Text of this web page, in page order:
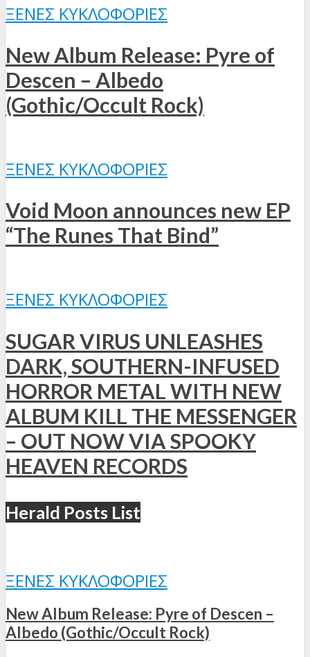
ΞΈΝΕΣ ΚΥΚΛΟΦΟΡΊΕΣ
New Album Release: Pyre of
Descen – Albedo
(Gothic/Occult Rock)
ΞΈΝΕΣ ΚΥΚΛΟΦΟΡΊΕΣ
Void Moon announces new EP
“The Runes That Bind”
ΞΈΝΕΣ ΚΥΚΛΟΦΟΡΊΕΣ
SUGAR VIRUS UNLEASHES
DARK, SOUTHERN-INFUSED
HORROR METAL WITH NEW
ALBUM KILL THE MESSENGER
– OUT NOW VIA SPOOKY
HEAVEN RECORDS
Herald Posts List
ΞΈΝΕΣ ΚΥΚΛΟΦΟΡΊΕΣ
New Album Release: Pyre of Descen –
Albedo (Gothic/Occult Rock)